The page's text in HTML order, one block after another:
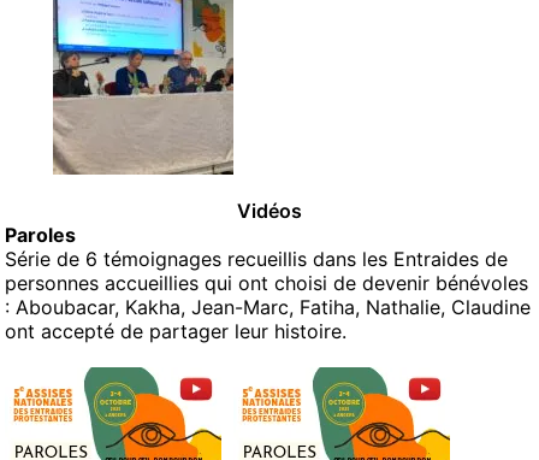
Vidéos
Paroles
Série de 6 témoignages recueillis dans les Entraides de
personnes accueillies qui ont choisi de devenir bénévoles
: Aboubacar, Kakha, Jean-Marc, Fatiha, Nathalie, Claudine
ont accepté de partager leur histoire.